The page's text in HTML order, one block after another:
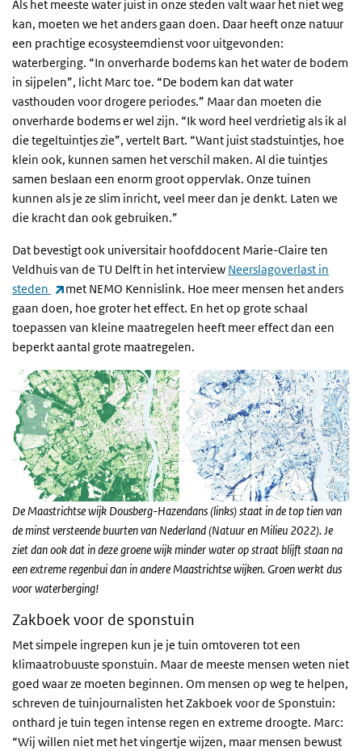
Als het meeste water juist in onze steden valt waar het niet weg
kan, moeten we het anders gaan doen. Daar heeft onze natuur
een prachtige ecosysteemdienst voor uitgevonden:
waterberging. “In onverharde bodems kan het water de bodem
in sijpelen”, licht Marc toe. “De bodem kan dat water
vasthouden voor drogere periodes.” Maar dan moeten die
onverharde bodems er wel zijn. “Ik word heel verdrietig als ik al
die tegeltuintjes zie”, vertelt Bart. “Want juist stadstuintjes, hoe
klein ook, kunnen samen het verschil maken. Al die tuintjes
samen beslaan een enorm groot oppervlak. Onze tuinen
kunnen als je ze slim inricht, veel meer dan je denkt. Laten we
die kracht dan ook gebruiken.”
Dat bevestigt ook universitair hoofddocent Marie-Claire ten
Veldhuis van de TU Delft in het interview Neerslagoverlast in
steden
(externe link)
met NEMO Kennislink. Hoe meer mensen het anders
gaan doen, hoe groter het effect. En het op grote schaal
toepassen van kleine maatregelen heeft meer effect dan een
beperkt aantal grote maatregelen.
De Maastrichtse wijk Dousberg-Hazendans (links) staat in de top tien van
de minst versteende buurten van Nederland (Natuur en Milieu 2022). Je
ziet dan ook dat in deze groene wijk minder water op straat blijft staan na
een extreme regenbui dan in andere Maastrichtse wijken. Groen werkt dus
voor waterberging!
Zakboek voor de sponstuin
Met simpele ingrepen kun je je tuin omtoveren tot een
klimaatrobuuste sponstuin. Maar de meeste mensen weten niet
goed waar ze moeten beginnen. Om mensen op weg te helpen,
schreven de tuinjournalisten het Zakboek voor de Sponstuin:
onthard je tuin tegen intense regen en extreme droogte. Marc:
“Wij willen niet met het vingertje wijzen, maar mensen bewust